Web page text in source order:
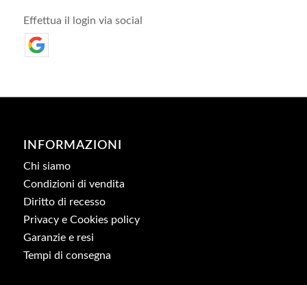
Effettua il login via social
INFORMAZIONI
Chi siamo
Condizioni di vendita
Diritto di recesso
Privacy e Cookies policy
Garanzie e resi
Tempi di consegna